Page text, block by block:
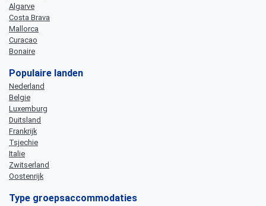
Algarve
Costa Brava
Mallorca
Curacao
Bonaire
Populaire landen
Nederland
Belgie
Luxemburg
Duitsland
Frankrijk
Tsjechie
Italie
Zwitserland
Oostenrijk
Type groepsaccommodaties